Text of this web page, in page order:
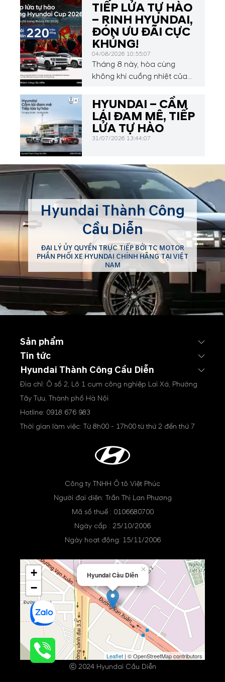
TIẾP LỬA TỰ HÀO
– RINH HYUNDAI,
ĐÓN ƯU ĐÃI CỰC
KHỦNG!
04/08/2026 10:55:07
Tháng 8 này, hòa cùng
không khí cuồng nhiệt của
Hyundai Thành Công Cầu
Diễn mang đến chương
trình ưu đãi hấp dẫn dành
cho Quý khách hàng.
HYUNDAI – CẦM
LÁI ĐAM MÊ, TIẾP
LỬA TỰ HÀO
31/07/2026 13:44:07
Hyundai Thành Công
Cầu Diễn
ĐẠI LÝ ỦY QUYỀN TRỰC TIẾP BỞI TC MOTOR
PHÂN PHỐI XE HYUNDAI CHÍNH HÃNG TẠI VIỆT
NAM
Sản phẩm
Tin tức
Hyundai Thành Công Cầu Diễn
Địa chỉ: Ô số 2, Lô 1 cụm công nghiệp Lai Xá, Phường
Tây Tựu, Thành phố Hà Nội
Hotline: 0918 676 983
Thời gian làm việc: Từ 8h00 - 17h00 từ thứ 2 đến thứ 7
Công ty TNHH Ô tô Việt Phúc
Người đại diện: Trần Thị Lan Phương
Mã số thuế : 0106680700
Ngày cấp : 25/10/2006
Ngày hoạt động: 15/11/2006
Hyundai Cầu Diễn
×
+
−
Leaflet | © OpenStreetMap contributors
ⓒ 2024 Hyundai Cầu Diễn